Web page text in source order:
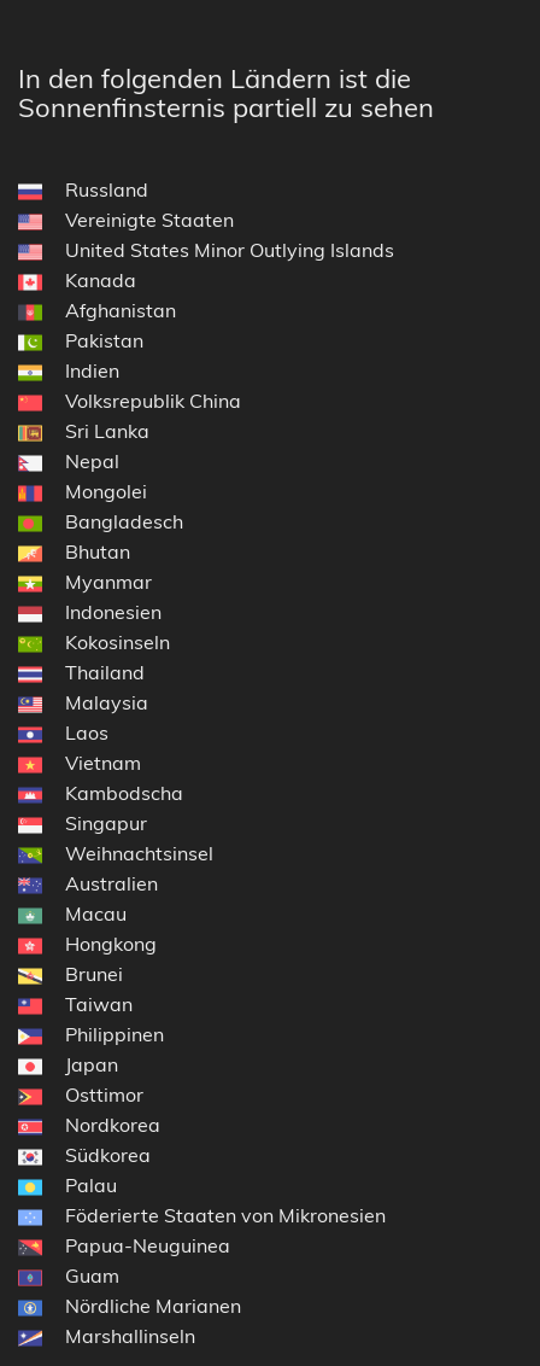
In den folgenden Ländern ist die
Sonnenfinsternis partiell zu sehen
Russland
Vereinigte Staaten
United States Minor Outlying Islands
Kanada
Afghanistan
Pakistan
Indien
Volksrepublik China
Sri Lanka
Nepal
Mongolei
Bangladesch
Bhutan
Myanmar
Indonesien
Kokosinseln
Thailand
Malaysia
Laos
Vietnam
Kambodscha
Singapur
Weihnachtsinsel
Australien
Macau
Hongkong
Brunei
Taiwan
Philippinen
Japan
Osttimor
Nordkorea
Südkorea
Palau
Föderierte Staaten von Mikronesien
Papua-Neuguinea
Guam
Nördliche Marianen
Marshallinseln